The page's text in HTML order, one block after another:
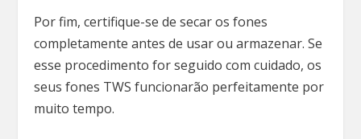
Por fim, certifique-se de secar os fones
completamente antes de usar ou armazenar. Se
esse procedimento for seguido com cuidado, os
seus fones TWS funcionarão perfeitamente por
muito tempo.